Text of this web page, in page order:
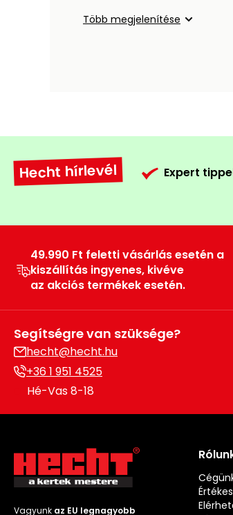
Több megjelenítése
Hecht hírlevél Expert
49.990 Ft feletti vásárlás esetén a
kiszállítás ingyenes, kivéve
az akciós termékek esetén.
Segítségre van szüksége?
hecht@hecht.hu
+36 1 951 4525
Hé-Vas 8-18
Vagyunk az EU legnagyobb